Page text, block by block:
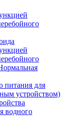
питания для
устройством)
водного